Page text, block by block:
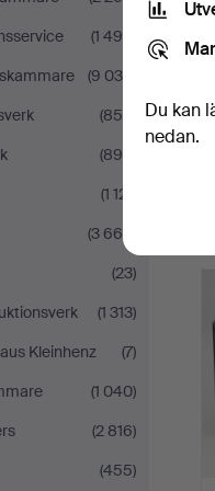
(1 494)
(9 030)
(854)
(899)
(1 121)
(3 664)
(23)
(1 313)
Kleinhenz
(7)
(1 040)
(2 816)
(455)
Du kan
nedan.